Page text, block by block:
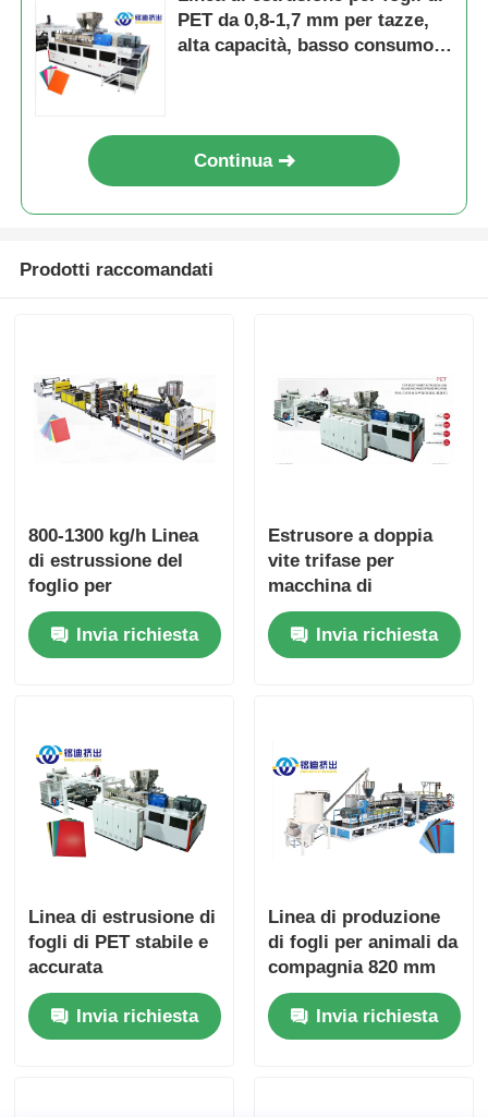
PET da 0,8-1,7 mm per tazze,
alta capacità, basso consumo
Continua
Prodotti raccomandati
800-1300 kg/h Linea
di estrussione del
foglio per
l'alimentazione
automatica degli
animali domestici per
Invia richiesta
Estrusore a doppia
vite trifase per
macchina di
estrusione di fogli in
plastica Pp Ps Pet
380V 50HZ
Invia richiesta
Linea di estrusione di
fogli di PET stabile e
accurata
Invia richiesta
Linea di produzione
di fogli per animali da
compagnia 820 mm
singola / doppia vite
Invia richiesta